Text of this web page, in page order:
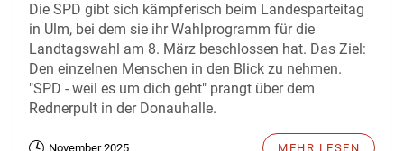
Die SPD gibt sich kämpferisch beim Landesparteitag
in Ulm, bei dem sie ihr Wahlprogramm für die
Landtagswahl am 8. März beschlossen hat. Das Ziel:
Den einzelnen Menschen in den Blick zu nehmen.
"SPD - weil es um dich geht" prangt über dem
Rednerpult in der Donauhalle.
November 2025 MEHR LESEN